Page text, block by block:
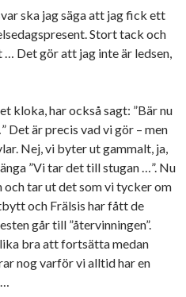
ska jag säga att jag fick ett
Stort tack och
… Det gör att jag inte är ledsen,
kloka, har också sagt: ”Bär nu
Det är precis vad vi gör – men
Nej, vi byter ut gammalt, ja,
”Vi tar det till stugan …”. Nu
tar ut det som vi tycker om
och Frälsis har fått de
går till ”återvinningen”.
bra att fortsätta medan
nog varför vi alltid har en